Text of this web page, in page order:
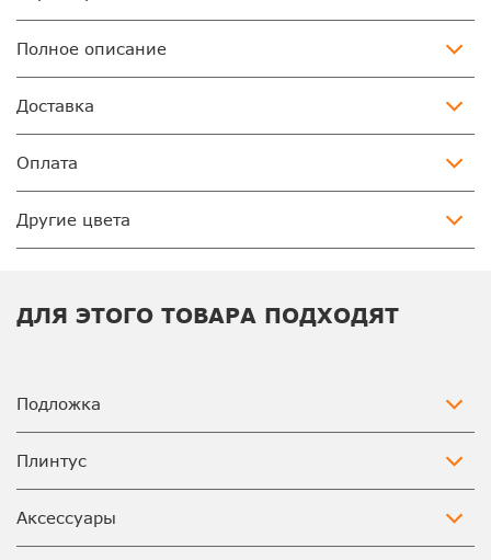
Полное описание
Доставка
Оплата
Другие цвета
ДЛЯ ЭТОГО ТОВАРА ПОДХОДЯТ
Подложка
Плинтус
Аксессуары